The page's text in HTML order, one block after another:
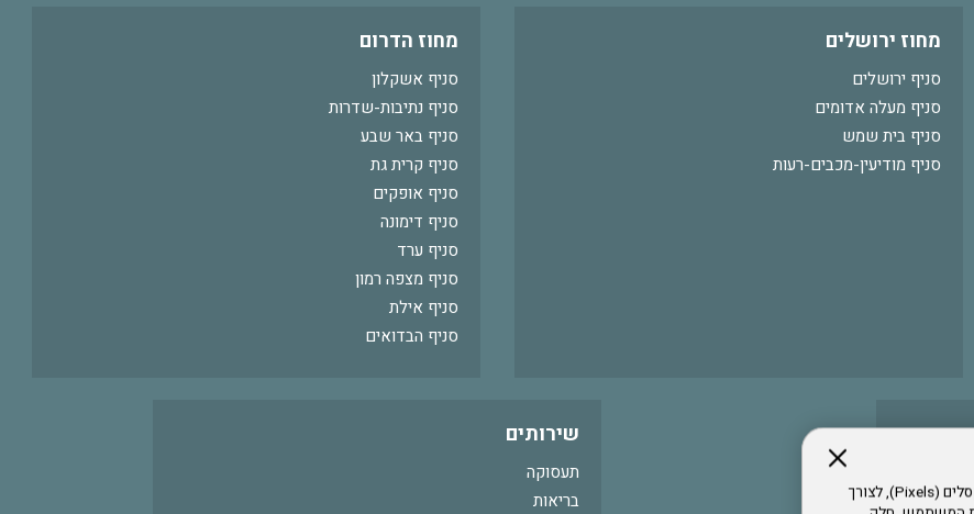
אתר זה עושה שימוש בקבצי עוגיות (Cookies) ובטכנולוגיות דומות, לרבות פיקסלים (Pixels), לצורך
מחוז ירושלים
סניף ירושלים
סניף מעלה אדומים
סניף בית שמש
סניף מודיעין-מכבים-רעות
מחוז הדרום
סניף אשקלון
סניף נתיבות-שדרות
סניף באר שבע
סניף קרית גת
סניף אופקים
סניף דימונה
סניף ערד
סניף מצפה רמון
סניף אילת
סניף הבדואים
שירותים
תעסוקה
בריאות